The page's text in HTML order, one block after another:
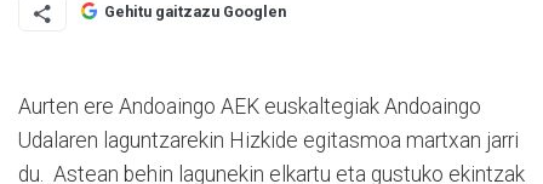
Gehitu gaitzazu Googlen
Aurten ere Andoaingo AEK euskaltegiak Andoaingo
Udalaren laguntzarekin Hizkide egitasmoa martxan jarri
du. Astean behin lagunekin elkartu eta gustuko ekintzak